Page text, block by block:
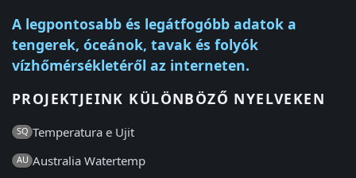
A legpontosabb és legátfogóbb adatok a
tengerek, óceánok, tavak és folyók
vízhőmérsékletéről az interneten.
PROJEKTJEINK KÜLÖNBÖZŐ NYELVEKEN
SQ Temperatura e Ujit
AU Australia Watertemp